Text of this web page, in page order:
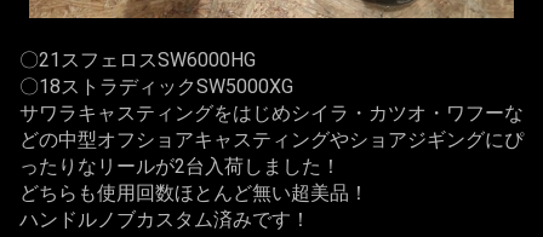
〇21スフェロスSW6000HG
〇18ストラディックSW5000XG
サワラキャスティングをはじめシイラ・カツオ・ワフーな
どの中型オフショアキャスティングやショアジギングにぴ
ったりなリールが2台入荷しました！
どちらも使用回数ほとんど無い超美品！
ハンドルノブカスタム済みです！